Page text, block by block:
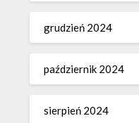
grudzień 2024
październik 2024
sierpień 2024